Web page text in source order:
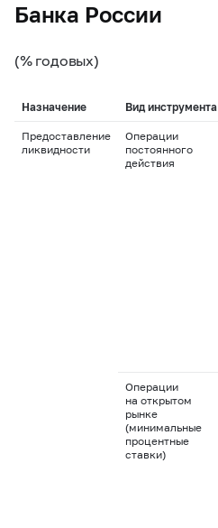
Банка России
(% годовых)
Назначение Вид инструмента
Предоставление
ликвидности
Операции
постоянного
действия
Операции
на открытом
рынке
(минимальные
процентные
ставки)